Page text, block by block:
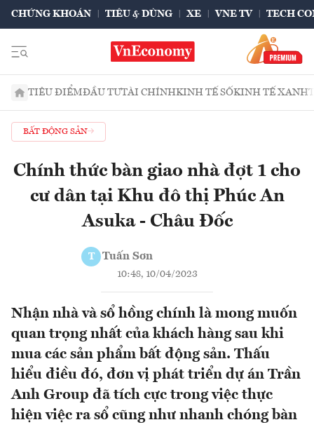
CHỨNG KHOÁN TIÊU & DÙNG XE VNE TV TECH
TIÊU ĐIỂMĐẦU TƯTÀI CHÍNHKINH TẾ SỐKINH TẾ XANH
BẤT ĐỘNG SẢN
Chính thức bàn giao nhà đợt 1 cho
cư dân tại Khu đô thị Phúc An
Asuka - Châu Đốc
T Tuấn Sơn
10:48, 10/04/2023
Nhận nhà và sổ hồng chính là mong muốn
quan trọng nhất của khách hàng sau khi
mua các sản phẩm bất động sản. Thấu
hiểu điều đó, đơn vị phát triển dự án Trần
Anh Group đã tích cực trong việc thực
hiện việc ra sổ cũng như nhanh chóng bàn